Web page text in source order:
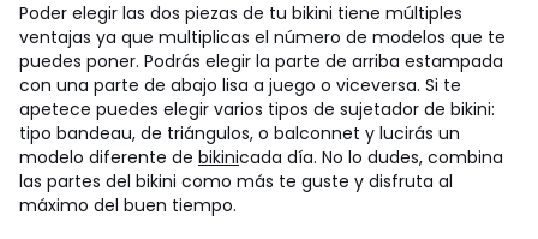
Poder elegir las dos piezas de tu bikini tiene múltiples
ventajas ya que multiplicas el número de modelos que te
puedes poner. Podrás elegir la parte de arriba estampada
con una parte de abajo lisa a juego o viceversa. Si te
apetece puedes elegir varios tipos de sujetador de bikini:
tipo bandeau, de triángulos, o balconnet y lucirás un
modelo diferente de bikinicada día. No lo dudes, combina
las partes del bikini como más te guste y disfruta al
máximo del buen tiempo.